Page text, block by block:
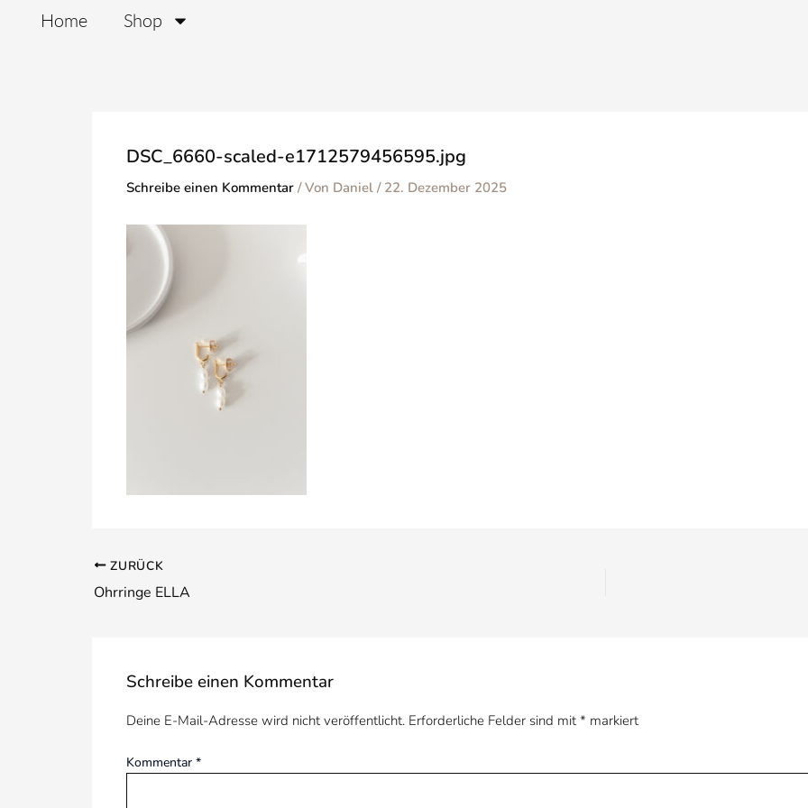
Home Shop
DSC_6660-scaled-e1712579456595.jpg
Schreibe einen Kommentar / Von Daniel / 22. Dezember 2025
ZURÜCK
Ohrringe ELLA
Schreibe einen Kommentar
Deine E-Mail-Adresse wird nicht veröffentlicht. Erforderliche Felder sind mit * markiert
Kommentar *